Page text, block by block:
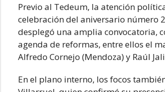
Previo al Tedeum, la atención
celebración del aniversario número
desplegó una amplia convocatoria,
agenda de reformas, entre ellos el
Alfredo Cornejo (Mendoza) y Raúl
En el plano interno, los focos